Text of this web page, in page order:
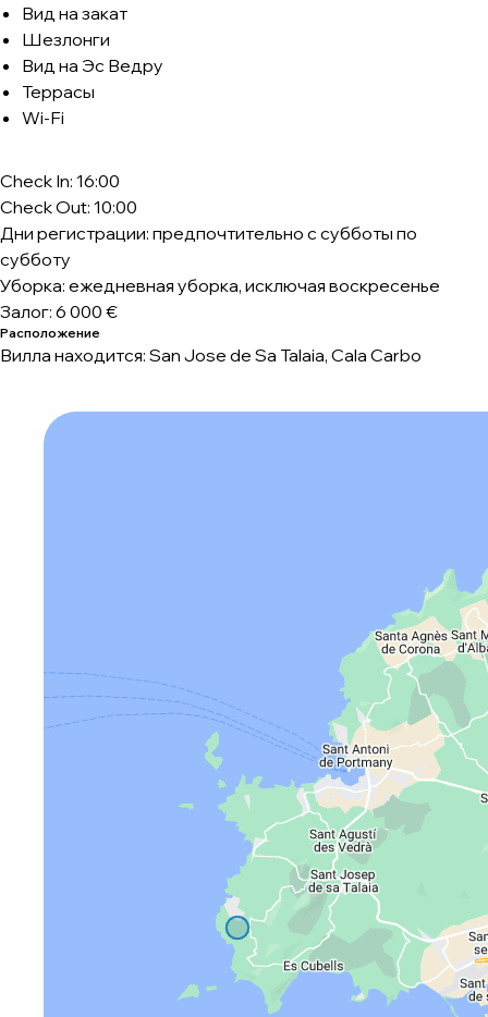
Вид на закат
Шезлонги
Вид на Эс Ведру
Террасы
Wi-Fi
Check In: 16:00
Check Out: 10:00
Дни регистрации: предпочтительно с субботы по
субботу
Уборка: ежедневная уборка, исключая воскресенье
Залог: 6 000 €
Расположение
Вилла находится: San Jose de Sa Talaia, Cala Carbo